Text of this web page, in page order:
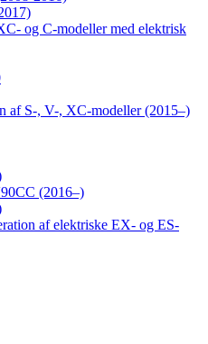
og C-modeller med elektrisk
af S-, V-, XC-modeller (2015–)
(2016–)
af elektriske EX- og ES-